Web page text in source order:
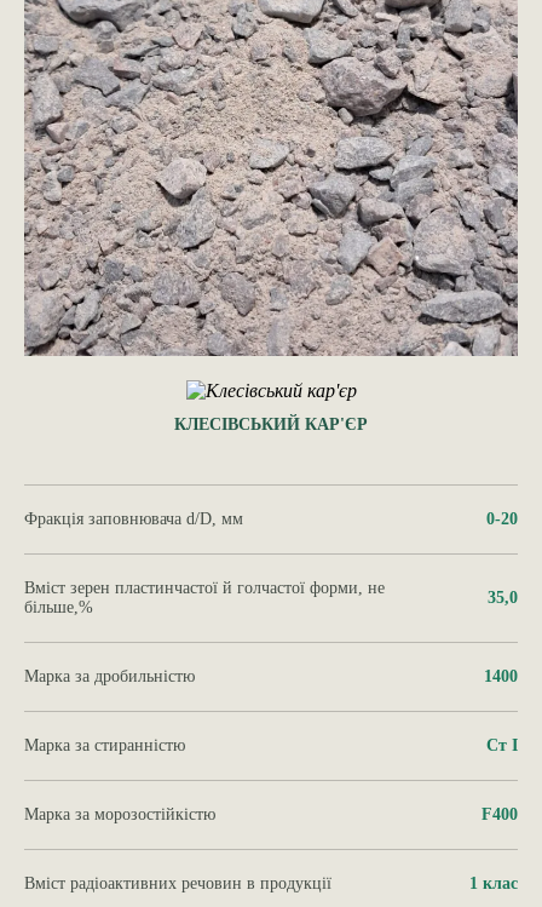
КЛЕСІВСЬКИЙ КАР'ЄР
Фракція заповнювача d/D, мм 0-20
Вміст зерен пластинчастої й голчастої форми, не
більше,%
35,0
Марка за дробильністю 1400
Марка за стиранністю Ст І
Марка за морозостійкістю F400
Вміст радіоактивних речовин в продукції 1 клас